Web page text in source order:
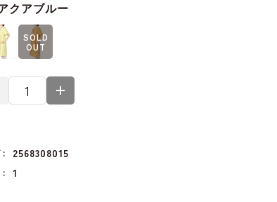
クアブルー
SOLD
OUT
2568308015
1